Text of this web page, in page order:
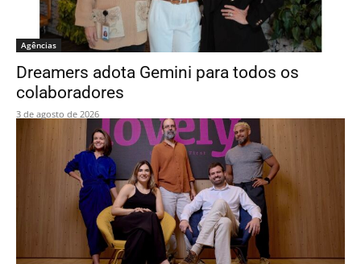
Agências
Dreamers adota Gemini para todos os
colaboradores
3 de agosto de 2026